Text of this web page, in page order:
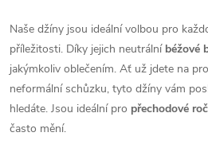
Naše džíny jsou ideální volbou pro
příležitosti. Díky jejich neutrální béžové
jakýmkoliv oblečením. Ať už jdete na
neformální schůzku, tyto džíny vám
hledáte. Jsou ideální pro přechodové
často mění.